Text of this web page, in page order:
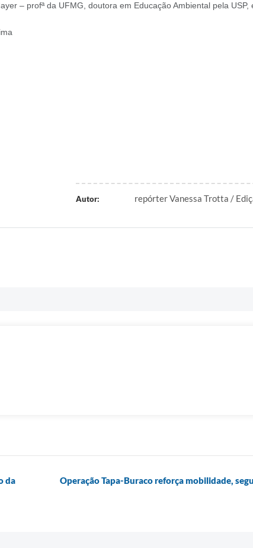
– profª da UFMG, doutora em Educação Ambiental pela USP,
Autor: repórter Vanessa Trotta /
da
Operação Tapa-Buraco reforça mobilidade,